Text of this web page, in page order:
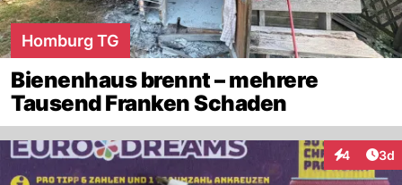
Homburg TG
Bienenhaus brennt – mehrere
Tausend Franken Schaden
4 3d